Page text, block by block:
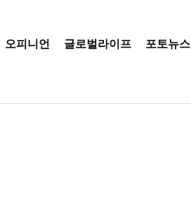
오피니언 글로벌라이프 포토뉴스